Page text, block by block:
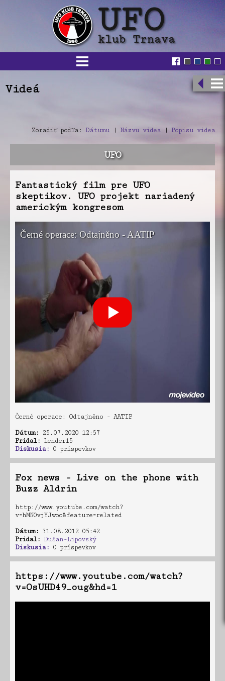
Videá
Zoradiť podľa: Dátumu | Názvu videa| Popisu videa
UFO
Fantastický film pre UFO
skeptikov. UFO projekt nariadený
americkým kongresom
Černé operace: Odtajněno - AATIP
Dátum: 25.07.2020 12:57
Pridal: lender15
Diskusia: 0 príspevkov
Fox news - Live on the phone with
Buzz Aldrin
http://www.youtube.com/watch?
v=hMN0vjYJwoo&feature=related
Dátum: 31.08.2012 05:42
Pridal: Dušan-Lipovský
Diskusia: 0 príspevkov
https://www.youtube.com/watch?
v=OsUHD49_oug&hd=1